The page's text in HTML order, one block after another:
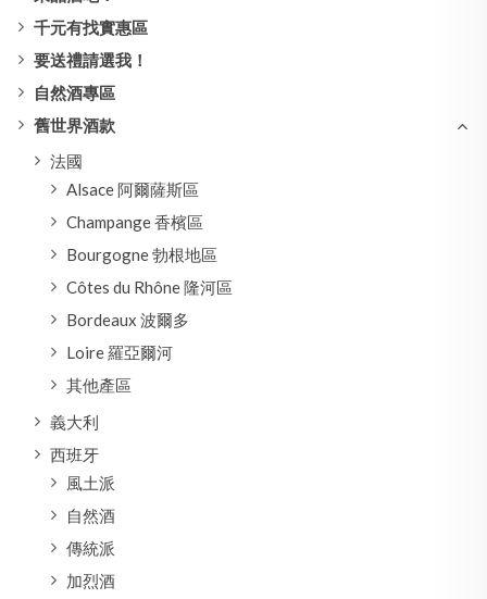
千元有找實惠區
要送禮請選我！
自然酒專區
舊世界酒款
法國
Alsace 阿爾薩斯區
Champange 香檳區
Bourgogne 勃根地區
Côtes du Rhône 隆河區
Bordeaux 波爾多
Loire 羅亞爾河
其他產區
義大利
西班牙
風土派
自然酒
傳統派
加烈酒